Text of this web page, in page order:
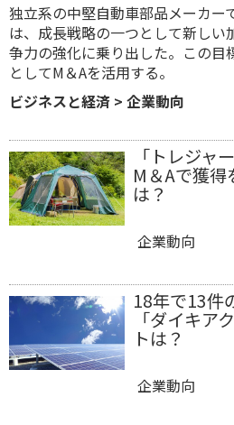
独立系の中堅自動車部品メーカー
は、成長戦略の一つとして新しい
争力の強化に乗り出した。この目
としてM＆Aを活用する。
ビジネスと経済 > 企業動向
「トレジャ
M＆Aで獲得
は？
企業動向
18年で13件
「ダイキア
トは？
企業動向